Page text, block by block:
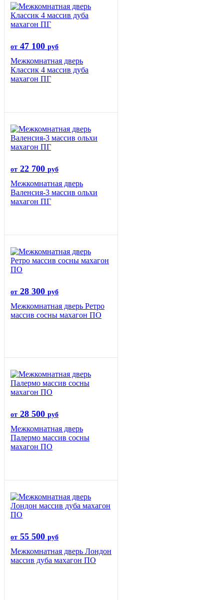
от 47 100 руб
Межкомнатная дверь
Классик 4 массив дуба
махагон ПГ
от 22 700 руб
Межкомнатная дверь
Валенсия-3 массив ольхи
махагон ПГ
от 28 300 руб
Межкомнатная дверь Ретро
массив сосны махагон ПО
от 28 500 руб
Межкомнатная дверь
Палермо массив сосны
махагон ПО
от 55 500 руб
Межкомнатная дверь Лондон
массив дуба махагон ПО